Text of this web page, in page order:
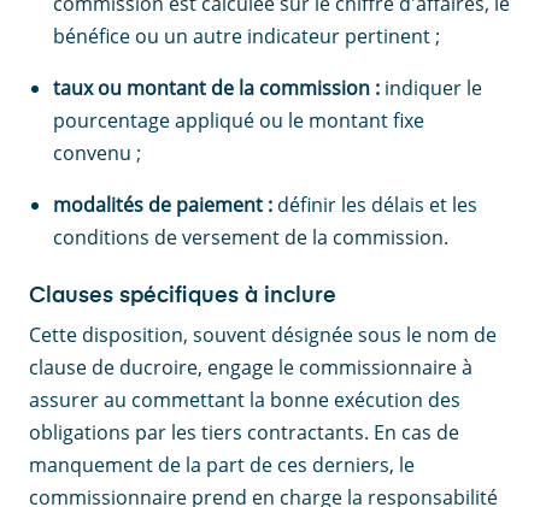
bénéfice ou un autre indicateur pertinent ;
taux ou montant de la commission : indiquer le
pourcentage appliqué ou le montant fixe
convenu ;
modalités de paiement : définir les délais et les
conditions de versement de la commission.
Clauses spécifiques à inclure
Cette disposition, souvent désignée sous le nom de
clause de ducroire, engage le commissionnaire à
assurer au commettant la bonne exécution des
obligations par les tiers contractants. En cas de
manquement de la part de ces derniers, le
commissionnaire prend en charge la responsabilité